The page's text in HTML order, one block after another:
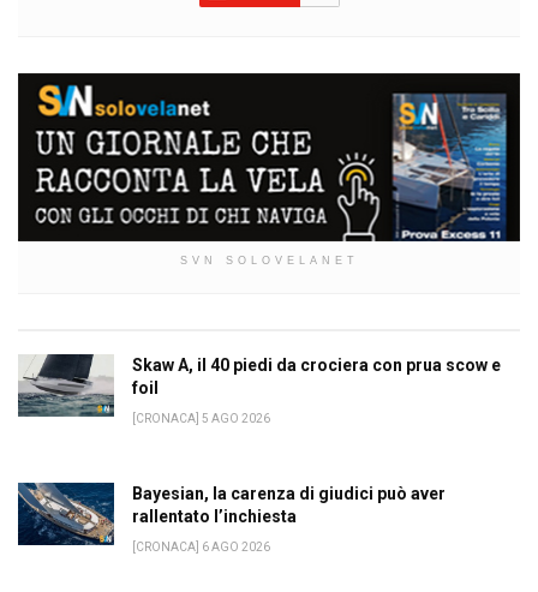
SVN SOLOVELANET
Skaw A, il 40 piedi da crociera con prua scow e
foil
[CRONACA] 5 AGO 2026
Bayesian, la carenza di giudici può aver
rallentato l’inchiesta
[CRONACA] 6 AGO 2026